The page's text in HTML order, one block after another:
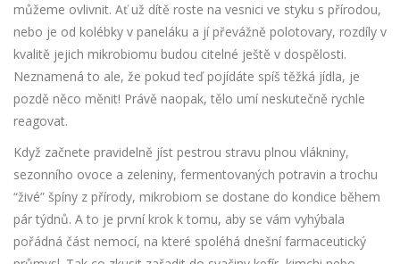
můžeme ovlivnit. Ať už dítě roste na vesnici ve styku s přírodou,
nebo je od kolébky v paneláku a jí převážně polotovary, rozdíly v
kvalitě jejich mikrobiomu budou citelné ještě v dospělosti.
Neznamená to ale, že pokud teď pojídáte spíš těžká jídla, je
pozdě něco měnit! Právě naopak, tělo umí neskutečně rychle
reagovat.
Když začnete pravidelně jíst pestrou stravu plnou vlákniny,
sezonního ovoce a zeleniny, fermentovaných potravin a trochu
“živé” špíny z přírody, mikrobiom se dostane do kondice během
pár týdnů. A to je první krok k tomu, aby se vám vyhýbala
pořádná část nemocí, na které spoléhá dnešní farmaceutický